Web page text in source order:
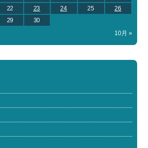
22 23 24 25
26
29
30
10月 »